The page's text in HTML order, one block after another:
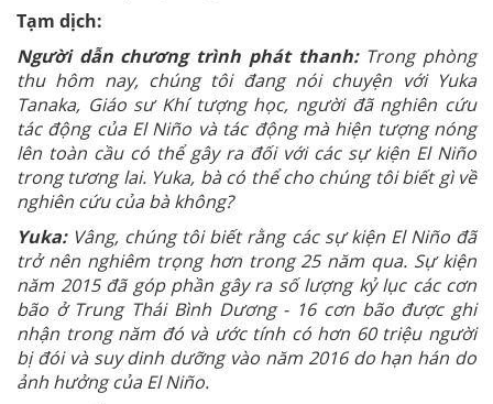
Tạm dịch:
Người dẫn chương trình phát thanh:Trong phòng
thu hôm nay, chúng tôi đang nói chuyện với Yuka
Tanaka, Giáo sư Khí tượng học, người đã nghiên cứu
tác động của El Niño và tác động mà hiện tượng nóng
lên toàn cầu có thể gây ra đối với các sự kiện El Niño
trong tương lai. Yuka, bà có thể cho chúng tôi biết gì về
nghiên cứu của bà không?
Yuka:Vâng, chúng tôi biết rằng các sự kiện El Niño đã
trở nên nghiêm trọng hơn trong 25 năm qua. Sự kiện
năm 2015 đã góp phần gây ra số lượng kỷ lục các cơn
bão ở Trung Thái Bình Dương - 16 cơn bão được ghi
nhận trong năm đó và ước tính có hơn 60 triệu người
bị đói và suy dinh dưỡng vào năm 2016 do hạn hán do
ảnh hưởng của El Niño.